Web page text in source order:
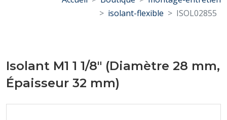
isolant-flexible
ISOL02855
Isolant M1 1 1/8" (Diamètre 28 mm,
Épaisseur 32 mm)